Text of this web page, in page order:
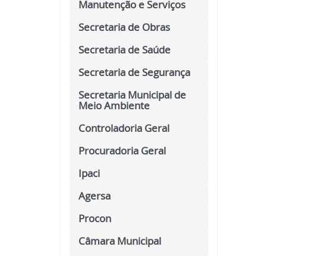
Manutenção e Serviços
Secretaria de Obras
Secretaria de Saúde
Secretaria de Segurança
Secretaria Municipal de
Meio Ambiente
Controladoria Geral
Procuradoria Geral
Ipaci
Agersa
Procon
Câmara Municipal